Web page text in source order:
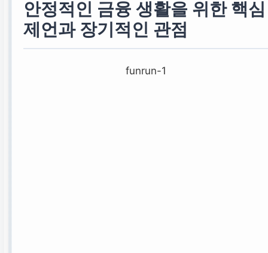
금융감독원 상담 예약
안정적인 금융 생활을 위한 핵심
제언과 장기적인 관점
funrun-1